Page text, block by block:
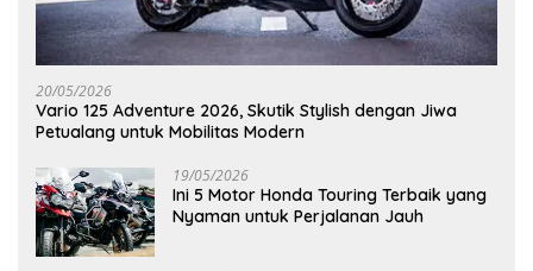
20/05/2026
Vario 125 Adventure 2026, Skutik Stylish dengan Jiwa
Petualang untuk Mobilitas Modern
19/05/2026
Ini 5 Motor Honda Touring Terbaik yang
Nyaman untuk Perjalanan Jauh